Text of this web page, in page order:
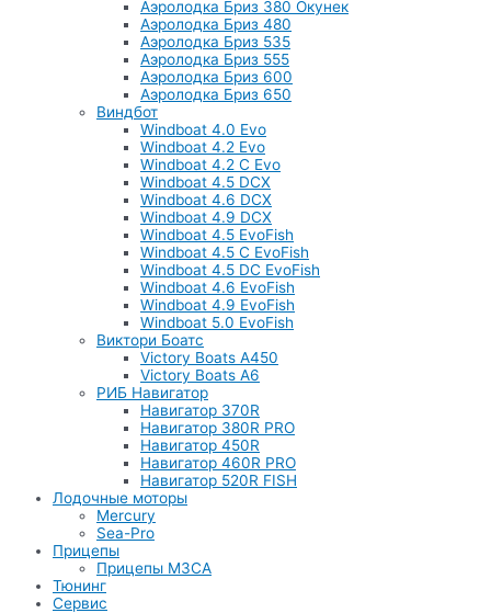
Аэролодка Бриз 380 Окунек
Аэролодка Бриз 480
Аэролодка Бриз 535
Аэролодка Бриз 555
Аэролодка Бриз 600
Аэролодка Бриз 650
Виндбот
Windboat 4.0 Evo
Windboat 4.2 Evo
Windboat 4.2 C Evo
Windboat 4.5 DCX
Windboat 4.6 DCX
Windboat 4.9 DCX
Windboat 4.5 EvoFish
Windboat 4.5 C EvoFish
Windboat 4.5 DC EvoFish
Windboat 4.6 EvoFish
Windboat 4.9 EvoFish
Windboat 5.0 EvoFish
Виктори Боатс
Victory Boats A450
Victory Boats A6
РИБ Навигатор
Навигатор 370R
Навигатор 380R PRO
Навигатор 450R
Навигатор 460R PRO
Навигатор 520R FISH
Лодочные моторы
Mercury
Sea-Pro
Прицепы
Прицепы МЗСА
Тюнинг
Сервис